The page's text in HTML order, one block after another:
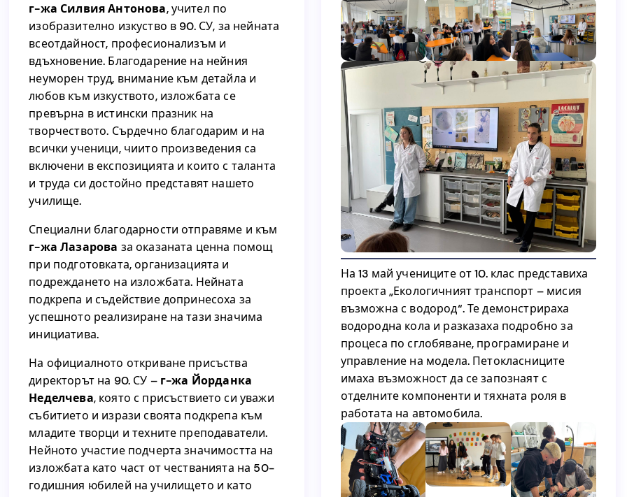
г-жа Силвия Антонова, учител по
изобразително изкуство в 90. СУ, за нейната
всеотдайност, професионализъм и
вдъхновение. Благодарение на нейния
неуморен труд, внимание към детайла и
любов към изкуството, изложбата се
превърна в истински празник на
творчеството. Сърдечно благодарим и на
всички ученици, чиито произведения са
включени в експозицията и които с таланта
и труда си достойно представят нашето
училище.
Специални благодарности отправяме и към
г-жа Лазарова за оказаната ценна помощ
при подготовката, организацията и
подреждането на изложбата. Нейната
подкрепа и съдействие допринесоха за
успешното реализиране на тази значима
инициатива.
На официалното откриване присъства
директорът на 90. СУ – г-жа Йорданка
Неделчева, която с присъствието си уважи
събитието и изрази своята подкрепа към
младите творци и техните преподаватели.
Нейното участие подчерта значимостта на
изложбата като част от честванията на 50-
годишния юбилей на училището и като
Изказваме своята искрена благодарност към
г-жа Силвия Антонова
, учител по
изобразително изкуство в 90. СУ, за нейната
всеотдайност, професионализъм и
вдъхновение. Благодарение на нейния
неуморен труд, внимание към детайла и
любов към изкуството, изложбата се
превърна в истински празник на
творчеството. Сърдечно благодарим и на
всички ученици, чиито произведения са
включени в експозицията и които с таланта
и труда си достойно представят нашето
Специални благодарности отправяме и към
г-жа Лазарова
за оказаната ценна помощ
при подготовката, организацията и
подреждането на изложбата. Нейната
подкрепа и съдействие допринесоха за
успешното реализиране на тази значима
На официалното откриване присъства
директорът на 90. СУ –
г-жа Йорданка
Неделчева
, която с присъствието си уважи
събитието и изрази своята подкрепа към
младите творци и техните преподаватели.
Нейното участие подчерта значимостта на
изложбата като част от честванията на 50-
На 13 май учениците от 10. клас представиха
проекта „Екологичният транспорт – мисия
възможна с водород“. Те демонстрираха
водородна кола и разказаха подробно за
процеса по сглобяване, програмиране и
управление на модела. Петокласниците
имаха възможност да се запознаят с
отделните компоненти и тяхната роля в
работата на автомобила.
пред ученици от 6. клас.
На 13 май учениците от 10. клас представиха
проекта „Екологичният транспорт – мисия
възможна с водород“. Те демонстрираха
водородна кола и разказаха подробно за
процеса по сглобяване, програмиране и
управление на модела. Петокласниците
имаха възможност да се запознаят с
отделните компоненти и тяхната роля в
работата на автомобила.